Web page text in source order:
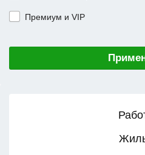
Премиум и VIP